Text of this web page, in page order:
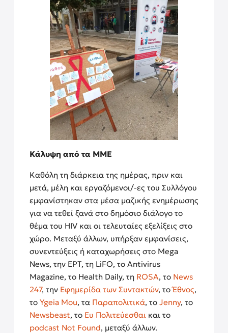
Κάλυψη από τα ΜΜΕ
Καθόλη τη διάρκεια της ημέρας, πριν και
μετά, μέλη και εργαζόμενοι/-ες του Συλλόγου
εμφανίστηκαν στα μέσα μαζικής ενημέρωσης
για να τεθεί ξανά στο δημόσιο διάλογο το
θέμα του HIV και οι τελευταίες εξελίξεις στο
χώρο. Μεταξύ άλλων, υπήρξαν εμφανίσεις,
συνεντεύξεις ή καταχωρήσεις στο Mega
News, την ΕΡΤ, τη LiFO, το Antivirus
Magazine, το Health Daily, τη ROSA, το News
247, την Εφημερίδα των Συντακτών, τοΈθνος,
το Ygeia Mou, τα Παραπολιτικά, το Jenny, το
Newsbeast, το Ευ Πολιτεύεσθαι και το
podcast Not Found, μεταξύ άλλων.